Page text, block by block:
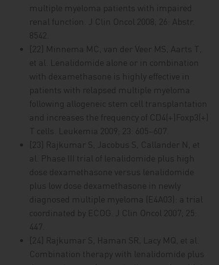
multiple myeloma patients with impaired
renal function. J Clin Oncol 2008; 26: Abstr.
8542.
[22] Minnema MC, van der Veer MS, Aarts T,
et al. Lenalidomide alone or in combination
with dexamethasone is highly effective in
patients with relapsed multiple myeloma
following allogeneic stem cell transplantation
and increases the frequency of CD4(+)Foxp3(+)
T cells. Leukemia 2009; 23: 605–607.
[23] Rajkumar S, Jacobus S, Callander N, et
al. Phase III trial of lenalidomide plus high
dose dexamethasone versus lenalidomide
plus low dose dexamethasone in newly
diagnosed multiple myeloma (E4A03): a trial
coordinated by ECOG. J Clin Oncol 2007; 25:
447.
[24] Rajkumar S, Haman SR, Lacy MQ, et al.
Combination therapy with lenalidomide plus